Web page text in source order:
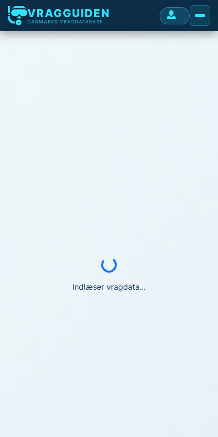
VRAGGUIDEN
DANMARKS VRAGDATABASE
Indlæser...
Indlæser vragdata...